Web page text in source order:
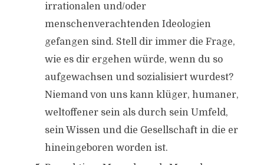
irrationalen und/oder
menschenverachtenden Ideologien
gefangen sind. Stell dir immer die Frage,
wie es dir ergehen würde, wenn du so
aufgewachsen und sozialisiert wurdest?
Niemand von uns kann klüger, humaner,
weltoffener sein als durch sein Umfeld,
sein Wissen und die Gesellschaft in die er
hineingeboren worden ist.